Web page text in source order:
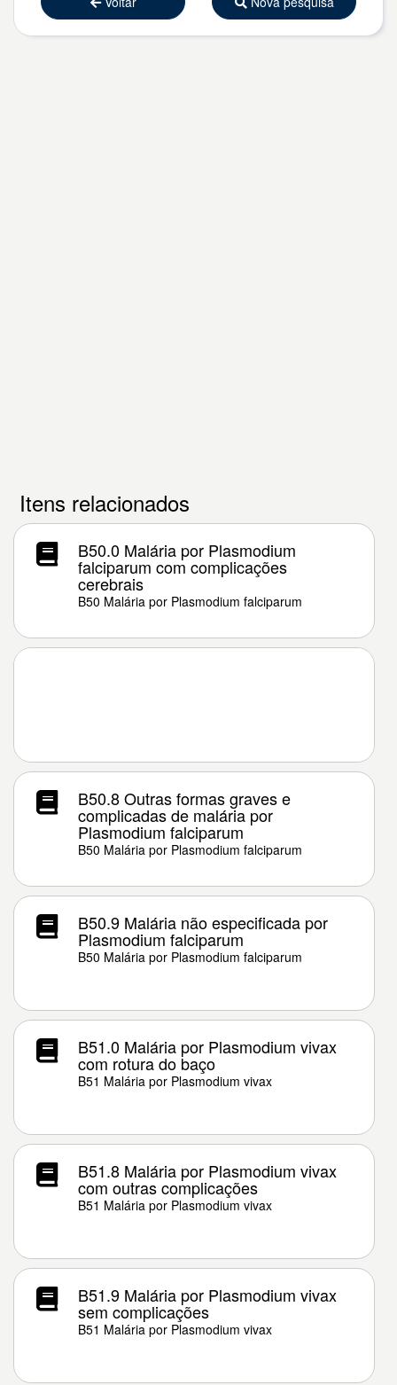
Itens relacionados
B50.0 Malária por Plasmodium
falciparum com complicações
cerebrais
B50 Malária por Plasmodium falciparum
B50.8 Outras formas graves e
complicadas de malária por
Plasmodium falciparum
B50 Malária por Plasmodium falciparum
B50.9 Malária não especificada por
Plasmodium falciparum
B50 Malária por Plasmodium falciparum
B51.0 Malária por Plasmodium vivax
com rotura do baço
B51 Malária por Plasmodium vivax
B51.8 Malária por Plasmodium vivax
com outras complicações
B51 Malária por Plasmodium vivax
B51.9 Malária por Plasmodium vivax
sem complicações
B51 Malária por Plasmodium vivax